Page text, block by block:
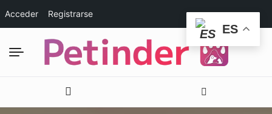
Acceder Registrarse
ES